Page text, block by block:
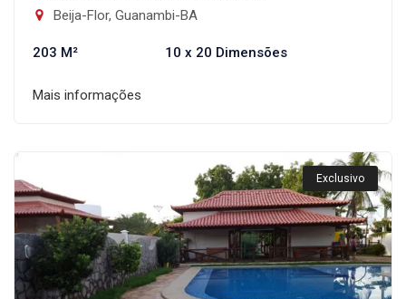
Beija-Flor, Guanambi-BA
203 M² 10 x 20 Dimensões
Mais informações
Exclusivo